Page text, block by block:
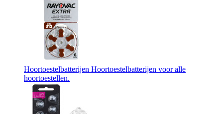
Hoortoestelbatterijen Hoortoestelbatterijen voor alle
hoortoestellen.